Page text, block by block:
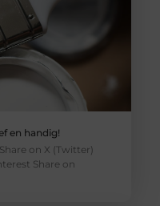
en handig!
on X (Twitter)
Share on